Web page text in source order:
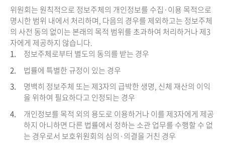
위원회는 원칙적으로 정보주체의 개인정보를 수집·이용 목적으로
명시한 범위 내에서 처리하며, 다음의 경우를 제외하고는 정보주체
의 사전 동의 없이는 본래의 목적 범위를 초과하여 처리하거나 제3
자에게 제공하지 않습니다.
1.
정보주체로부터 별도의 동의를 받는 경우
2.
법률에 특별한 규정이 있는 경우
3.
명백히 정보주체 또는 제3자의 급박한 생명, 신체 재산의 이익
을 위하여 필요하다고 인정되는 경우
4.
개인정보를 목적 외의 용도로 이용하거나 이를 제3자에게 제공
하지 아니하면 다른 법률에서 정하는 소관 업무를 수행할 수 없
는 경우로서 보호위원회의 심의·의결을 거친 경우